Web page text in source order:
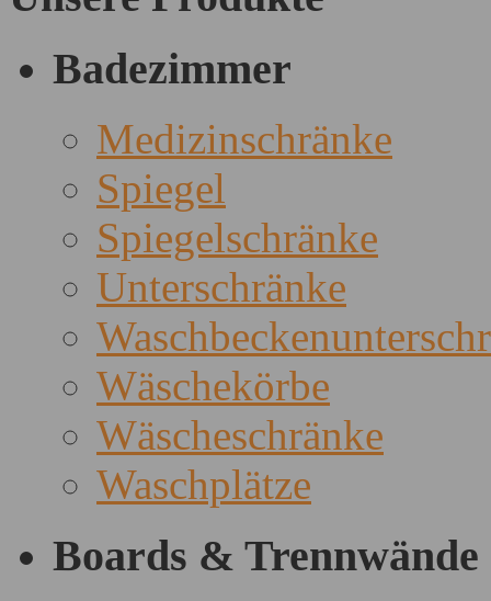
Badezimmer
Medizinschränke
Spiegel
Spiegelschränke
Unterschränke
Wäschekörbe
Wäscheschränke
Waschplätze
Boards & Trennwände